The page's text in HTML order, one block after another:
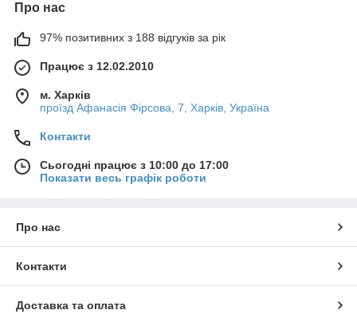
Про нас
97% позитивних з 188 відгуків за рік
Працює з 12.02.2010
м. Харків
проїзд Афанасія Фірсова, 7, Харків, Україна
Контакти
Сьогодні працює з 10:00 до 17:00
Показати весь графік роботи
Про нас
Контакти
Доставка та оплата